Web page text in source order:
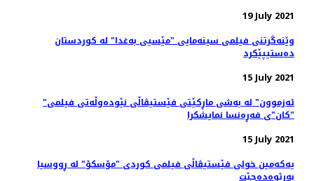
19 July 2021
وێنەگرتنی فیلمی سینەمایی "مێسیی بەغدا" لە کوردستان
دەستیپێکرد
15 July 2021
"ئەزموون" لە به‌شی ماڕکێتی فێستیڤاڵی نێوده‌وڵه‌تی فیلمی
"کان"ی فه‌ڕه‌نسا نمایشکرا
15 July 2021
یەکەمین خولی فێستیڤاڵی فیلمی کوردی "مۆسکۆ" لە ڕووسیا
بەڕێوەدەچێت